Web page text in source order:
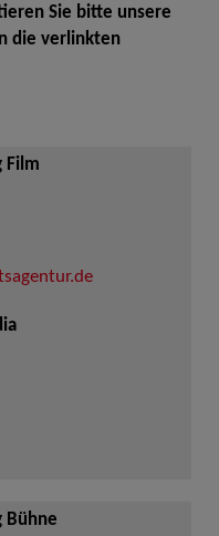
Sie bitte unsere
die verlinkten
Film
Bühne